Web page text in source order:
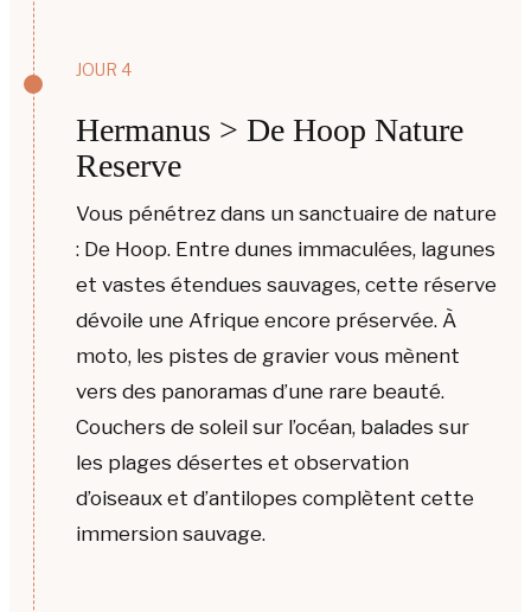
JOUR 4
Hermanus > De Hoop Nature
Reserve
Vous pénétrez dans un sanctuaire de nature
: De Hoop. Entre dunes immaculées, lagunes
et vastes étendues sauvages, cette réserve
dévoile une Afrique encore préservée. À
moto, les pistes de gravier vous mènent
vers des panoramas d’une rare beauté.
Couchers de soleil sur l’océan, balades sur
les plages désertes et observation
d’oiseaux et d’antilopes complètent cette
immersion sauvage.